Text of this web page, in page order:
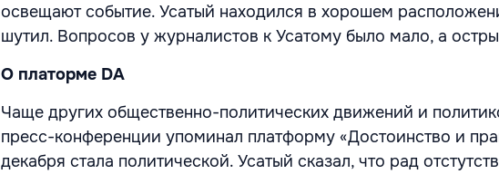
освещают событие. Усатый находился в хорошем
шутил. Вопросов у журналистов к Усатому было мало, а
О платорме DA
Чаще других общественно-политических движений и
пресс-конференции упоминал платформу «Достоинство и
декабря стала политической. Усатый сказал, что рад